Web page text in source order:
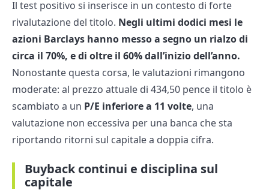
Il test positivo si inserisce in un contesto di forte
rivalutazione del titolo. Negli ultimi dodici mesi le
azioni Barclays hanno messo a segno un rialzo di
circa il 70%, e di oltre il 60% dall’inizio dell’anno.
Nonostante questa corsa, le valutazioni rimangono
moderate: al prezzo attuale di 434,50 pence il titolo è
scambiato a un P/E inferiore a 11 volte, una
valutazione non eccessiva per una banca che sta
riportando ritorni sul capitale a doppia cifra.
Buyback continui e disciplina sul
capitale